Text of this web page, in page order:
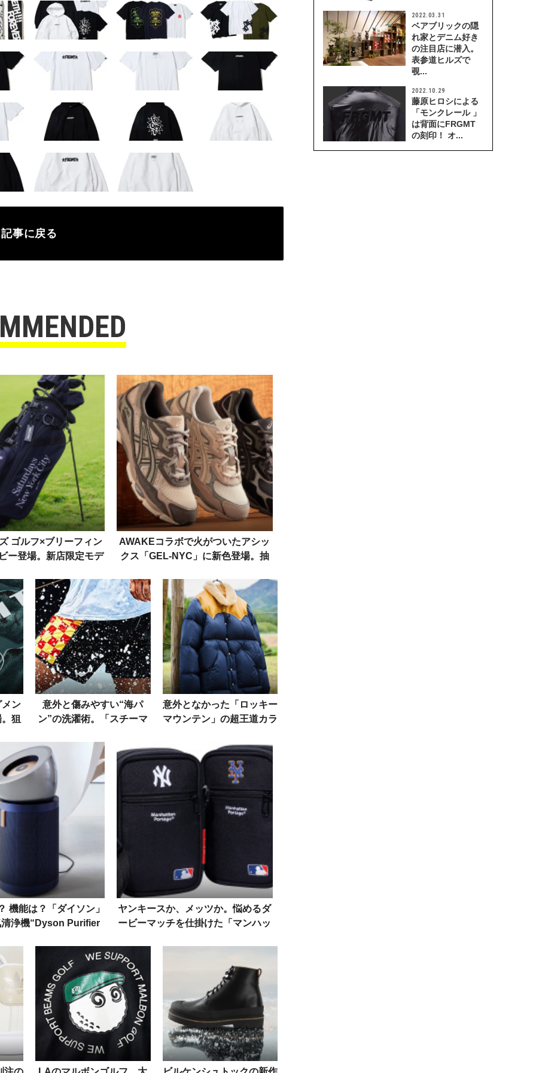
記事に戻る
ゴルフ×ブリーフィン
ー登場。新店限定モデ
AWAKEコラボで火がついたアシッ
クス「GEL-NYC」に新色登場。抽
ン
狙
意外と傷みやすい“海パ
ン”の洗濯術。「スチーマ
長持ち！
意外となかった「ロッキー
マウンテン」の超王道カラ
気が利く良別注なり
機能は？「ダイソン」
清浄機“Dyson Purifier
ヤンキースか、メッツか。悩めるダ
ービーマッチを仕掛けた「マンハッ
2022.03.31
ベアブリックの隠
れ家とデニム好き
の注目店に潜入。
表参道ヒルズで
覗...
2022.10.29
藤原ヒロシによる
「モンクレール 」
は背面にFRGMT
の刻印！ オ...